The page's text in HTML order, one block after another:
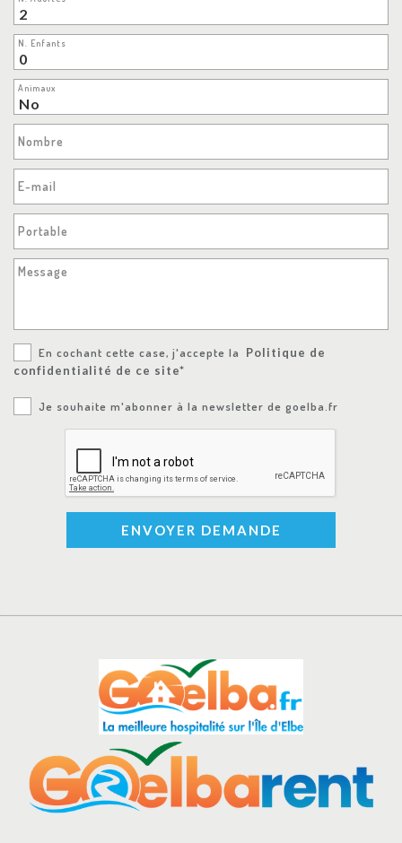
N. Enfants
Animaux
Nombre
E-mail
Portable
Message
En cochant cette case, j'accepte la
Politique de
confidentialité de ce site*
Je souhaite m'abonner à la newsletter de goelba.fr
ENVOYER DEMANDE